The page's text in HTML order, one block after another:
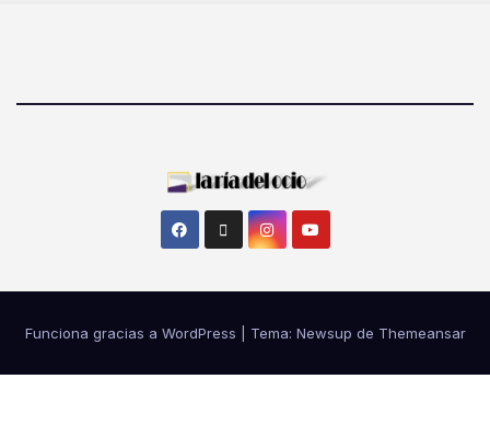
Funciona gracias a WordPress Tema: Newsup de Themeansar